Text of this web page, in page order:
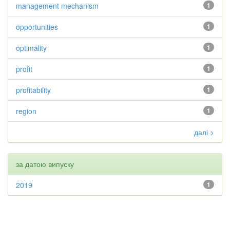
1
management mechanism
1
opportunities
1
optimality
1
profit
1
profitability
1
region
далі >
за датою випуску
1
2019